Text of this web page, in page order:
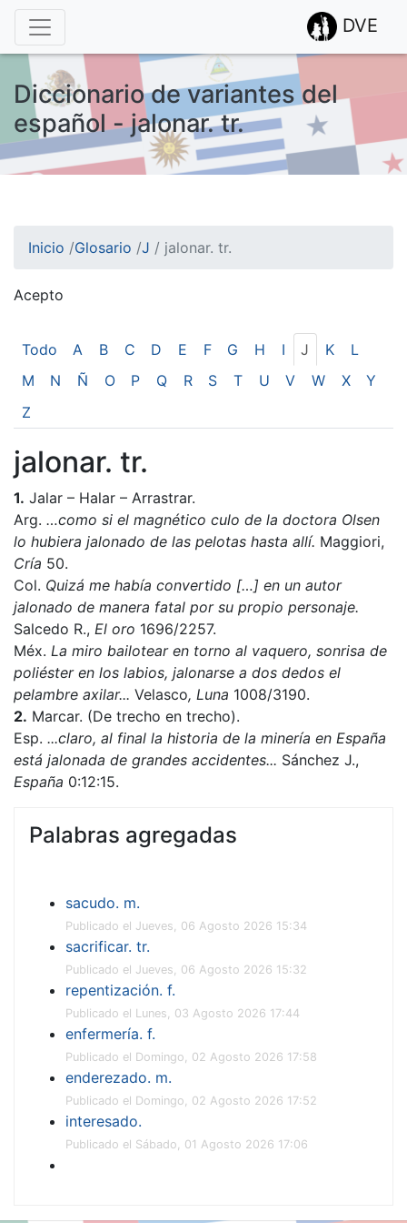
DVE
Diccionario de variantes del
español - jalonar. tr.
Inicio /Glosario /J / jalonar. tr.
Acepto
Esto nos ayuda a recolectar estadísticas de las visitas.
Todo A B C D E F G H I J K
L
M
N Ñ O P Q R S T U V W X
Y
Z
jalonar. tr.
1. Jalar – Halar – Arrastrar.
Arg. …como si el magnético culo de la doctora Olsen
lo hubiera jalonado de las pelotas hasta allí. Maggiori,
Cría 50.
Col. Quizá me había convertido […] en un autor
jalonado de manera fatal por su propio personaje.
Salcedo R., El oro 1696/2257.
Méx. La miro bailotear en torno al vaquero, sonrisa de
poliéster en los labios, jalonarse a dos dedos el
pelambre axilar... Velasco, Luna 1008/3190.
2. Marcar. (De trecho en trecho).
Esp. ...claro, al final la historia de la minería en España
está jalonada de grandes accidentes... Sánchez J.,
España 0:12:15.
Palabras agregadas
sacudo. m.
Publicado el Jueves, 06 Agosto 2026 15:34
sacrificar. tr.
Publicado el Jueves, 06 Agosto 2026 15:32
repentización. f.
Publicado el Lunes, 03 Agosto 2026 17:44
enfermería. f.
Publicado el Domingo, 02 Agosto 2026 17:58
enderezado. m.
Publicado el Domingo, 02 Agosto 2026 17:52
interesado.
Publicado el Sábado, 01 Agosto 2026 17:06